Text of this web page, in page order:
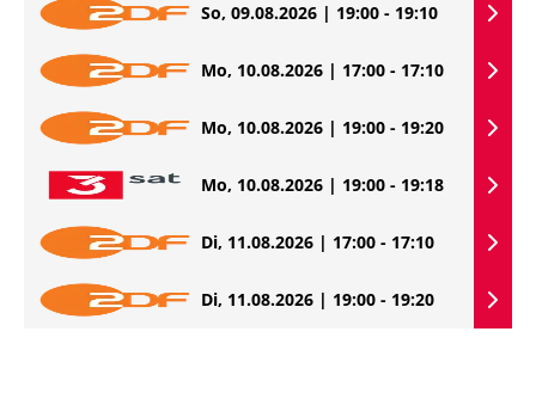
So, 09.08.2026 | 19:00 - 19:10
Mo, 10.08.2026 | 17:00 - 17:10
Mo, 10.08.2026 | 19:00 - 19:20
Mo, 10.08.2026 | 19:00 - 19:18
Di, 11.08.2026 | 17:00 - 17:10
Di, 11.08.2026 | 19:00 - 19:20